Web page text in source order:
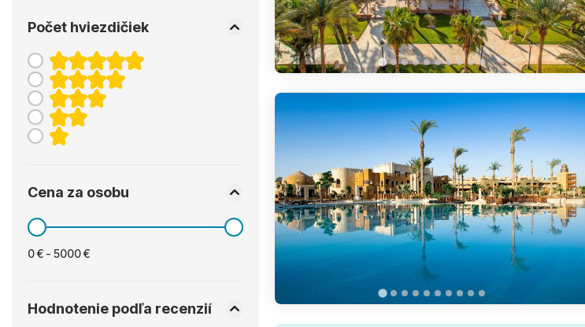
Počet hviezdičiek
Cena za osobu
0 € - 5000 €
Hodnotenie podľa recenzií